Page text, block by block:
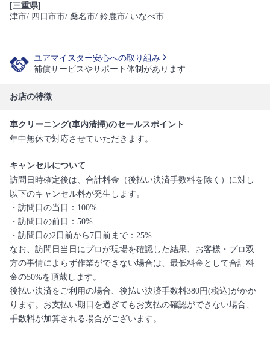
[三重県]
津市/ 四日市市/ 桑名市/ 鈴鹿市/ いなべ市
ユアマイスター安心への取り組み
補償サービスやサポート体制があります
お店の特徴
車クリーニング(車内清掃)のセールスポイント
年中無休で対応させていただきます。
キャンセルについて
訪問日時確定後は、合計料金（後払い決済手数料を除く）に対し
以下のキャンセル料が発生します。
・訪問日の当日：100%
・訪問日の前日：50%
・訪問日の2日前から7日前まで：25%
なお、訪問日当日にプロが現場を確認した結果、お客様・プロ双
方の事情によらず作業ができない場合は、最低料金として合計料
金の50%を頂戴します。
後払い決済をご利用の場合、後払い決済手数料380円(税込)がかか
ります。お支払い期日を過ぎてもお支払の確認ができない場合、
手数料が加算される場合がございます。